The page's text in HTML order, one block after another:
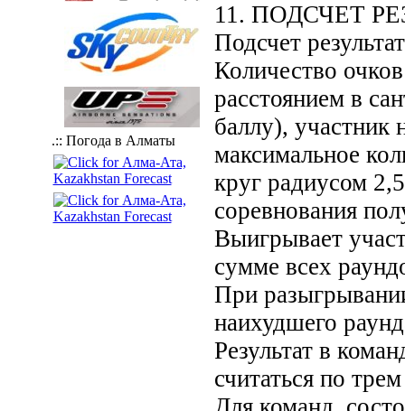
.:: Погода в Алматы
11. ПОДСЧЕТ
Подсчет
Количество
расстоянием в
баллу),
максимальное
круг радиусом
соревнования
Выигрывает
сумме всех
При
наихудшего
Результат в
считаться по